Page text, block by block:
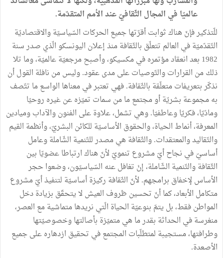
عالميّا في المجال الثّقافيّ عند الأمم المتقدّمة.
للّتذكيرفإنّ هناكثوابتأقرّتهاجميع الحركات السّياسيّةوالاقتصاديّة
التّقدّميّةفي العالم تتعلّق بالثّقافةمنذإعلان اليونسكوالّذي صدرسنة
1982 بعدانعقادمؤتمرهفيمكسيكو،وأصبحمرجعيّةعالميّة،وما تلا
ذلكمن القراراتوالتّوصياتعلىمدىعقود.وليسمن نافلة القولأن
نذكّربتعريفاتمتعلّقة بالثّقافة.فهي تعتبرفيمعناها الواسعما تتّصف
بهمجموعة بشريّةأومجتمعمامن سمات تميّزهعنغيره روحيّا
ومادّيّا،فكريّاوعاطفيّا.وهي تشمل،علاوةعلى الفنونوالآدابوميادين
المعرفة،أنماط الحياة،والحقوق الأساسيّة للكائن البشريّ،وأنظمة القيم
والتّقاليدوالمعتقدات.والثّقافة هيمصدرللتّنمية الشّاملةوعامل
أساسيّفي نجاحأيّمشروع تنمويّ لأنّ هناكارتباطاعضويّا بين
الثّقافةوالتّنمية الشّاملة،إنْ تغافلعنه السّياسيّون،وضعواحجر
الأساس لإخفاق برامجهم. لأنّ الثّقافة ركيزةأساسيّة لتنفيذأيّمشروع
متكامل الأبعاد،كماأنّ تحسين ظروف العيش لايتحقّق بزيادةدخل
المواطنفقط،بل يتمّ بنوعيّة الحياة الّتي نريدهامتماشيةمع العصر،
منغرسةفي الحداثة بقدرما هيمتميّزة بأصالتهاوخصوصيّتها
وطرافتها،مستجيبة لمتطلّبات المجتمعفي تحقيق ازدهارهعلىجميع
الأصعدة.